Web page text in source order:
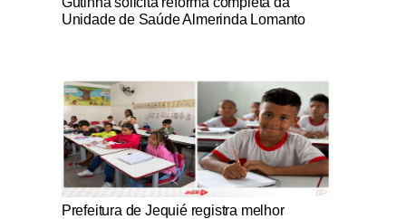
Unidade de Saúde Almerinda Lomanto
Notícias Católicas
Prefeitura de Jequié registra melhor